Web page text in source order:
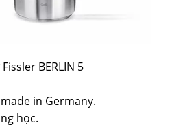
BERLIN 5
in Germany.
học.